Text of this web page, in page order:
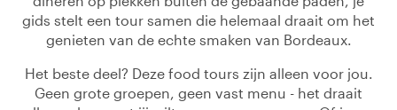
gids stelt een tour samen die helemaal draait om het
genieten van de echte smaken van Bordeaux.
Het beste deel? Deze food tours zijn alleen voor jou.
Geen grote groepen, geen vast menu - het draait